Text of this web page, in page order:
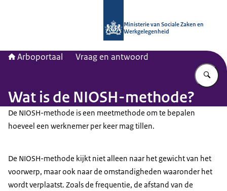
Ministerie van Sociale Zaken en
Werkgelegenheid
Arboportaal Vraag en antwoord
Wat is de NIOSH-methode?
De NIOSH-methode is een meetmethode om te bepalen
hoeveel een werknemer per keer mag tillen.
De NIOSH-methode kijkt niet alleen naar het gewicht van het
voorwerp, maar ook naar de omstandigheden waaronder het
wordt verplaatst. Zoals de frequentie, de afstand van de